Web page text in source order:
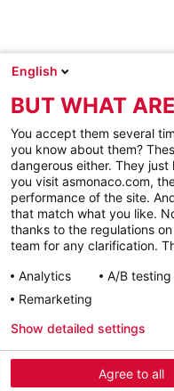
English
BUT WHAT
You accept them several
you know about them?
dangerous either. They
you visit asmonaco.com,
performance of the site.
that match what you like.
thanks to the regulations
team for any clarification.
Analytics
A/B
Remarketing
Agree to all
Show detailed settings